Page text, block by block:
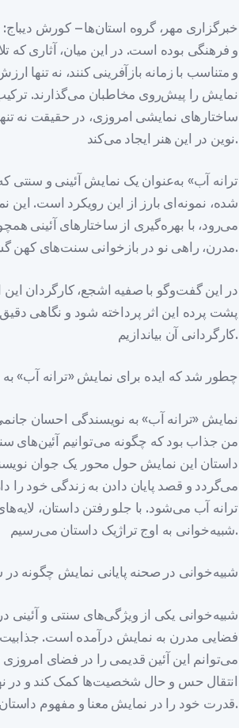
خبرگزاری مهر، گروه استان‌ها – کورش
و فرهنگی بوده است. در این میان، آثاری
و متناسب با زمانه بازآفرینی کنند، نه تنها
نمایش را پیش‌روی مخاطبان می‌گذارند.
ساختارهای نمایشی امروزی، در حقیقت نه
نوین در این هنر ایجاد می‌کند.
شده، نمونه‌ای بارز از این رویکرد است. این
می‌رود، با بهره‌گیری از ساختارهای آئینی
مدرن، راهی نو در بازخوانی سنت‌های کهن گشوده است.
در این گفت‌وگو با صفیه اشجع، کارگردان
پشت پرده این اثر پرداخته شود و نگاهی
کارگردانی آن بیاندازیم.
چطور شد که ایده برای نمایش «ترانه آب»
نمایش «ترانه آب» به نویسندگی احسان
من جذاب بود که چگونه می‌توانیم آئین‌های
داستان این نمایش حول محور یک جوان
می‌گردد و قصد پایان دادن به زندگی خود را
ترانه آب می‌شود. با جلو رفتن داستان،
شبیه‌خوانی به اوج تراژیک داستان می‌رسیم.
شبیه‌خوانی در صحنه پایانی نمایش چگونه
شبیه‌خوانی یکی از ویژگی‌های سنتی و آئینی
فضایی مدرن به نمایش درآمده است.
می‌توانم این آئین قدیمی را در فضای
انتقال حس و حال شخصیت‌ها کمک کند و در
قدرت خود را در نمایش معنا و مفهوم داستان به نمایش می‌گذارد.